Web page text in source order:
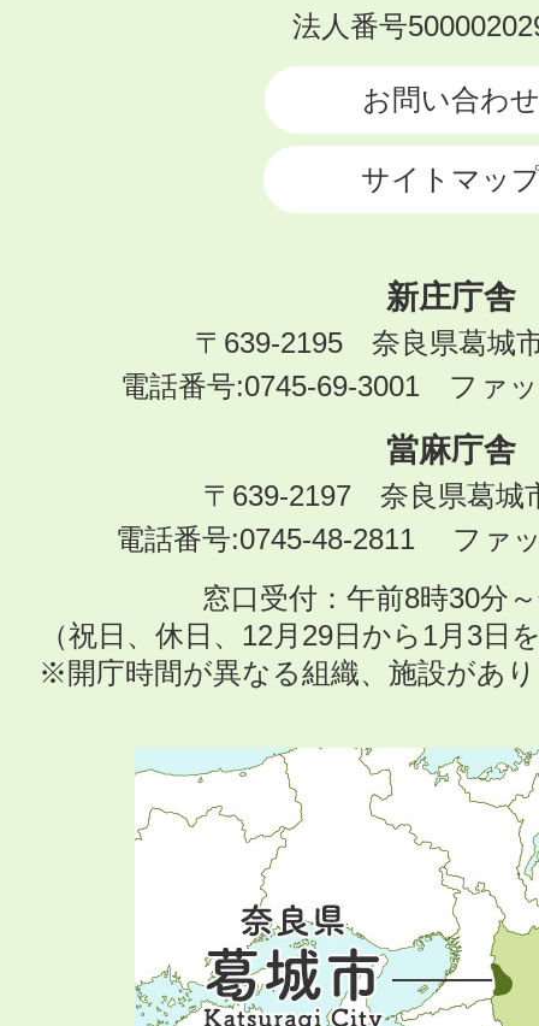
KATSURAGI
法人番号
お問い合わせ
サイトマッ
新庄庁舎
〒639-2195 奈良県葛城
電話番号:0745-69-3001 ファ
當麻庁舎
〒639-2197 奈良県葛城
電話番号:0745-48-2811 ファ
窓口受付：午前8時30分
（祝日、休日、12月29日から1月3日
※開庁時間が異なる組織、施設があ